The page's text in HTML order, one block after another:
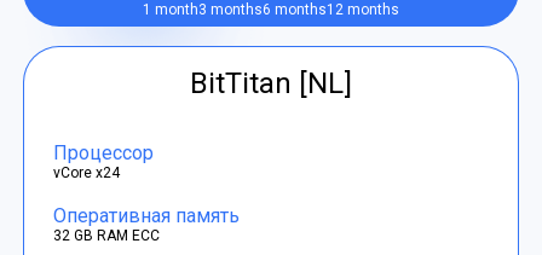
1 month3 months6 months12 months
BitTitan [NL]
Процессор
vCore x24
Оперативная память
32 GB RAM ECC